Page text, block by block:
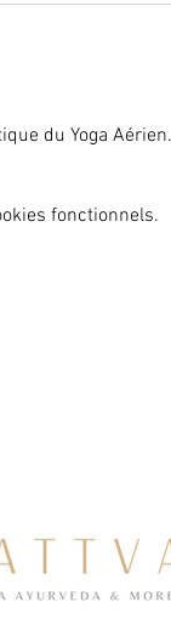
du Yoga Aérien.
fonctionnels.